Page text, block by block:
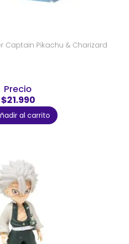
Captain Pikachu & Charizard
Precio
$21.990
al carrito